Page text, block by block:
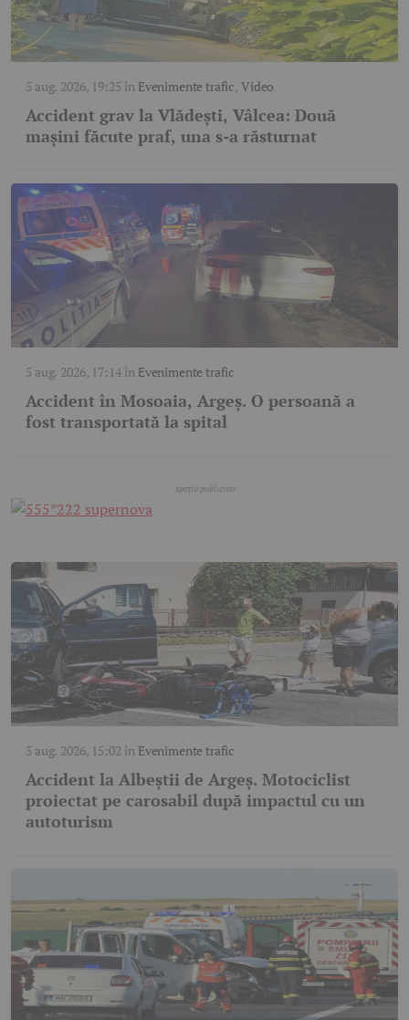
5 aug. 2026, 19:25 în Evenimente trafic,Video
Accident grav la Vlădești, Vâlcea: Două
mașini făcute praf, una s-a răsturnat
5 aug. 2026, 17:14în Evenimente trafic
Accident în Mosoaia, Argeș. O persoană a
fost transportată la spital
5 aug. 2026, 15:02 în Evenimente trafic
Accident la Albeștii de Argeș. Motociclist
proiectat pe carosabil după impactul cu un
autoturism